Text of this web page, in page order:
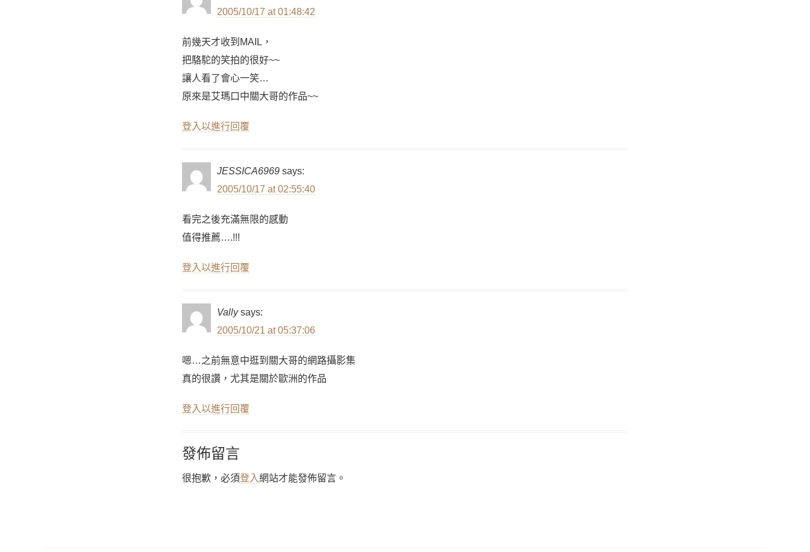
2005/10/17 at 01:48:42
前幾天才收到MAIL，
把駱駝的笑拍的很好~~
讓人看了會心一笑…
原來是艾瑪口中關大哥的作品~~
登入以進行回覆
JESSICA6969 says:
2005/10/17 at 02:55:40
看完之後充滿無限的感動
值得推薦….!!!
登入以進行回覆
Vally says:
2005/10/21 at 05:37:06
嗯…之前無意中逛到關大哥的網路攝影集
真的很讚，尤其是關於歐洲的作品
登入以進行回覆
發佈留言
很抱歉，必須登入網站才能發佈留言。